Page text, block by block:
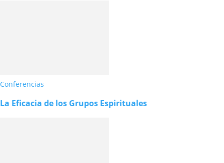
Conferencias
La Eficacia de los Grupos Espirituales